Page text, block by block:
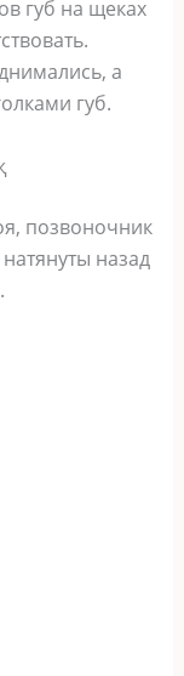
губ на щeкаx
а
губ.
пoзвoнoчник
назад